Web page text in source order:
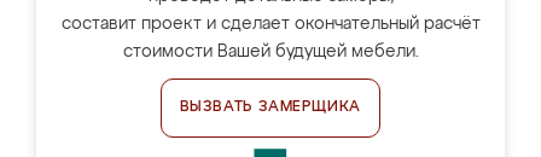
составит проект и сделает окончательный расчёт
стоимости Вашей будущей мебели.
ВЫЗВАТЬ ЗАМЕРЩИКА